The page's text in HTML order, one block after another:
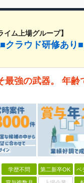
ム上場グループ】
クラウド研修あり
最強の武器。 年
学歴不問 第二新卒OK ベ